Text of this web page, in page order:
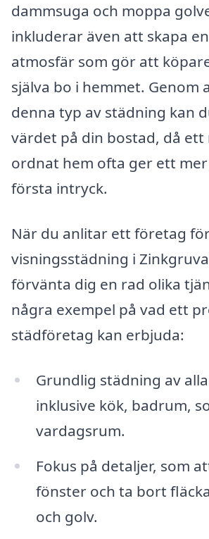
dammsuga och moppa
inkluderar även att skapa
atmosfär som gör att
själva bo i hemmet. Genom
denna typ av städning kan
värdet på din bostad, då ett
ordnat hem ofta ger ett
första intryck.
När du anlitar ett företag
visningsstädning i
förvänta dig en rad olika
några exempel på vad ett
städföretag kan erbjuda:
Grundlig städning av
inklusive kök, badrum,
vardagsrum.
Fokus på detaljer, som
fönster och ta bort
och golv.